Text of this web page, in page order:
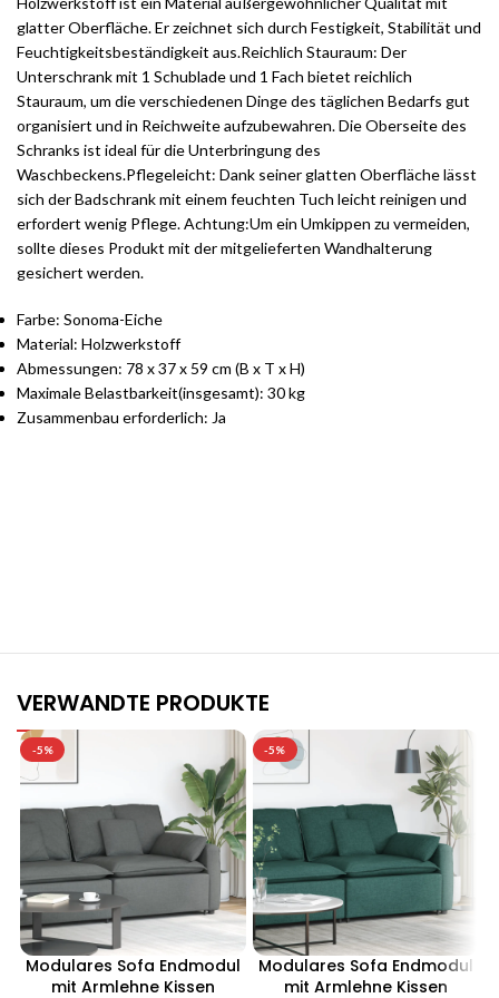
glatter Oberfläche. Er zeichnet sich durch Festigkeit, Stabilität und
Feuchtigkeitsbeständigkeit aus.Reichlich Stauraum: Der
Unterschrank mit 1 Schublade und 1 Fach bietet reichlich
Stauraum, um die verschiedenen Dinge des täglichen Bedarfs gut
organisiert und in Reichweite aufzubewahren. Die Oberseite des
Schranks ist ideal für die Unterbringung des
Waschbeckens.Pflegeleicht: Dank seiner glatten Oberfläche lässt
sich der Badschrank mit einem feuchten Tuch leicht reinigen und
erfordert wenig Pflege. Achtung:Um ein Umkippen zu vermeiden,
sollte dieses Produkt mit der mitgelieferten Wandhalterung
gesichert werden.
Farbe: Sonoma-Eiche
Material: Holzwerkstoff
Abmessungen: 78 x 37 x 59 cm (B x T x H)
Maximale Belastbarkeit(insgesamt): 30 kg
Zusammenbau erforderlich: Ja
VERWANDTE PRODUKTE
-5%
Modulares Sofa Endmodul
mit Armlehne Kissen
-5%
Modulares Sofa Endmodul
mit Armlehne Kissen